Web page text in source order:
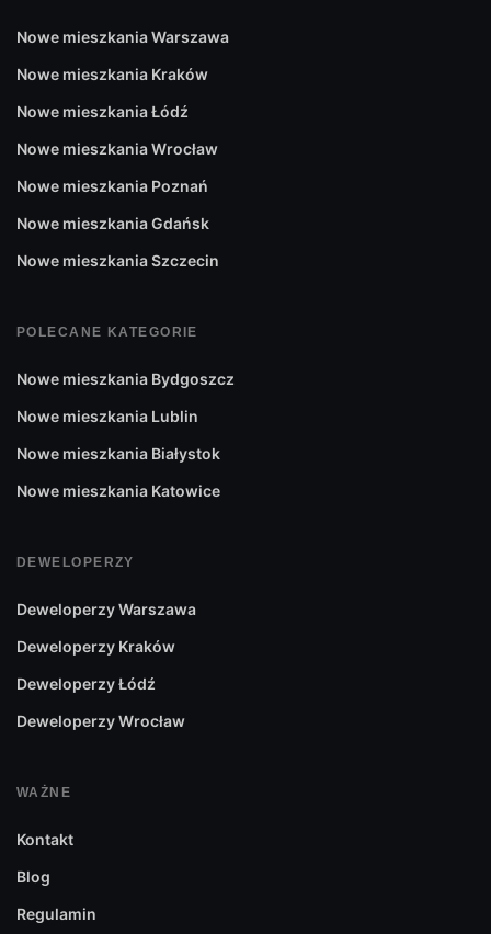
Nowe mieszkania Warszawa
Nowe mieszkania Kraków
Nowe mieszkania Łódź
Nowe mieszkania Wrocław
Nowe mieszkania Poznań
Nowe mieszkania Gdańsk
Nowe mieszkania Szczecin
POLECANE KATEGORIE
Nowe mieszkania Bydgoszcz
Nowe mieszkania Lublin
Nowe mieszkania Białystok
Nowe mieszkania Katowice
DEWELOPERZY
Deweloperzy Warszawa
Deweloperzy Kraków
Deweloperzy Łódź
Deweloperzy Wrocław
WAŻNE
Kontakt
Blog
Regulamin